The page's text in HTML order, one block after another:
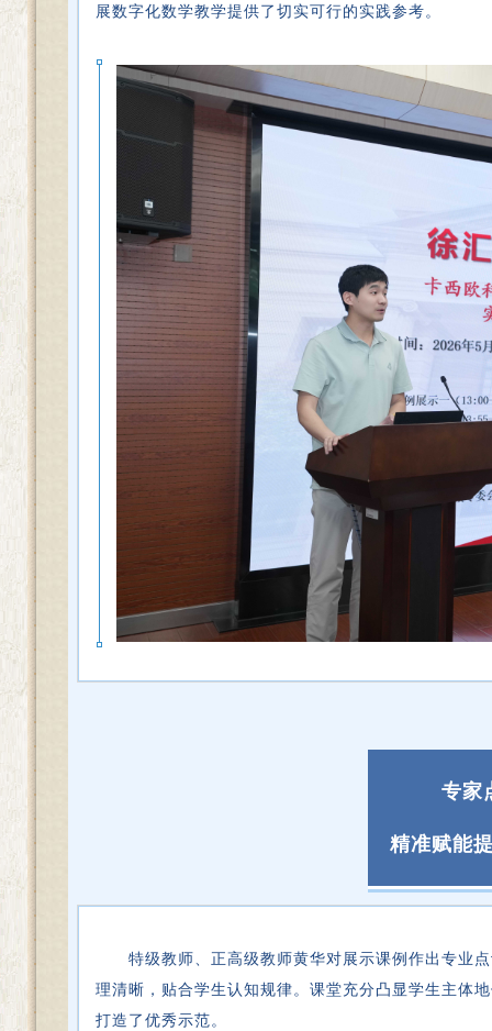
展数字化数学教学提供了切实可行的实践参考。
专家
精准赋能
特级教师、正高级教师黄华对展示课例作出专业
理清晰，贴合学生认知规律。课堂充分凸显学生主体
打造了优秀示范。